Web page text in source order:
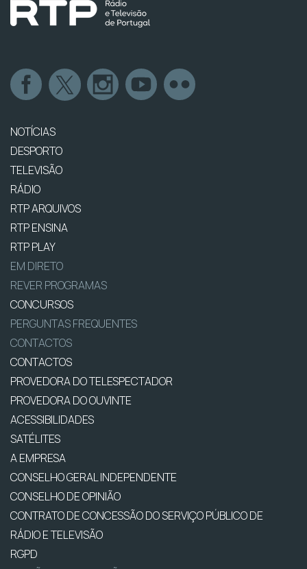
NOTÍCIAS
DESPORTO
TELEVISÃO
RÁDIO
RTP ARQUIVOS
RTP ENSINA
RTP PLAY
EM DIRETO
REVER PROGRAMAS
CONCURSOS
PERGUNTAS FREQUENTES
CONTACTOS
CONTACTOS
PROVEDORA DO TELESPECTADOR
PROVEDORA DO OUVINTE
ACESSIBILIDADES
SATÉLITES
A EMPRESA
CONSELHO GERAL INDEPENDENTE
CONSELHO DE OPINIÃO
CONTRATO DE CONCESSÃO DO SERVIÇO PÚBLICO DE
RÁDIO E TELEVISÃO
RGPD